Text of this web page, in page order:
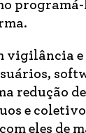
vigilância
redução
e
eles de